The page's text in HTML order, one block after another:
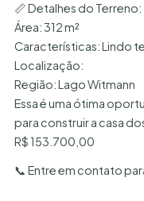
📏 Detalhes do Terreno:
Área: 312 m²
Características: Lindo
Localização:
Região: Lago Witmann
Essa é uma ótima
para construir a casa
R$ 153.700,00
📞 Entre em contato